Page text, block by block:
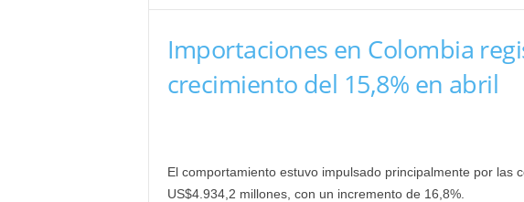
Importaciones en Colombia
crecimiento del 15,8% en abril
El comportamiento estuvo impulsado principalmente por las
US$4.934,2 millones, con un incremento de 16,8%.